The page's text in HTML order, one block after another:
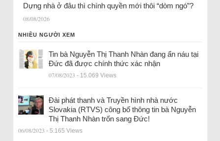
Dựng nhà ở đâu thì chính quyền mới thôi “dòm ngó”?
08/08/2026
NHIỀU NGƯỜI XEM
Tin bà Nguyễn Thị Thanh Nhàn đang ẩn náu tại
Đức đã được chính thức xác nhận
07/08/2023 - 15.069 Views
Đài phát thanh và Truyền hình nhà nước
Slovakia (RTVS) công bố thông tin bà Nguyễn
Thị Thanh Nhàn trốn sang Đức!
06/08/2023 - 5.165 Views